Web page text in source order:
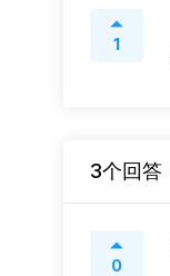
1
3个回答
0